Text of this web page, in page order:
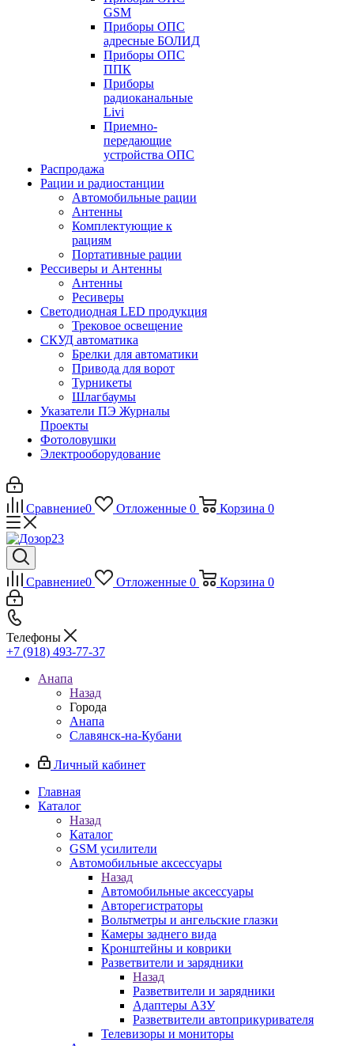
GSM
Приборы ОПС
адресные БОЛИД
Приборы ОПС
ППК
Приборы
радиоканальные
Livi
Приемно-
передающие
устройства ОПС
Распродажа
Рации и радиостанции
Автомобильные рации
Антенны
Комплектующие к
рациям
Портативные рации
Рессиверы и Антенны
Антенны
Ресиверы
Светодиодная LED продукция
Трековое освещение
СКУД автоматика
Брелки для автоматики
Привода для ворот
Турникеты
Шлагбаумы
Указатели ПЭ Журналы
Проекты
Фотоловушки
Электрооборудование
Сравнение0 Отложенные 0 Корзина 0
Сравнение0 Отложенные 0 Корзина 0
Телефоны
+7 (918) 493-77-37
Анапа
Назад
Города
Анапа
Славянск-на-Кубани
Личный кабинет
Главная
Каталог
Назад
Каталог
GSM усилители
Автомобильные аксессуары
Назад
Автомобильные аксессуары
Авторегистраторы
Вольтметры и ангельские глазки
Камеры заднего вида
Кронштейны и коврики
Разветвители и зарядники
Назад
Разветвители и зарядники
Адаптеры АЗУ
Разветвители автоприкуривателя
Телевизоры и мониторы